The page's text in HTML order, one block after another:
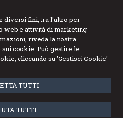
diversi fini, tra l'altro per
web e attività di marketing
riveda la nostra
cookie. Può gestire le
cliccando su 'Gestisci Cookie'
TUTTI
TUTTI
e Revisore Contabile.